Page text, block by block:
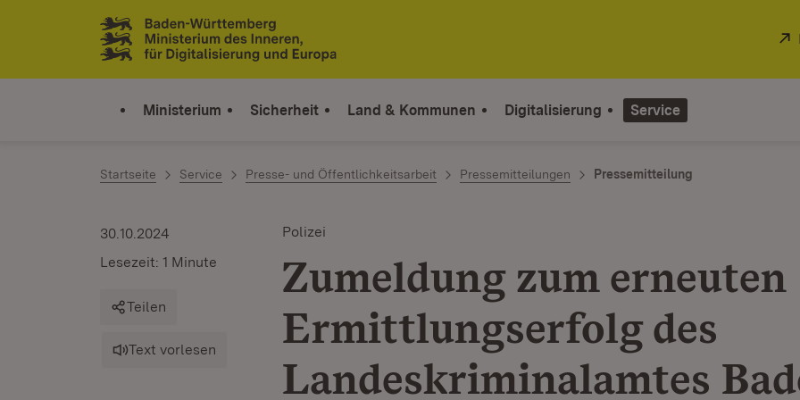
Zum Inhalt springen
Link zur Startseite
Ministerium Sicherheit Land & Kommunen Digitalisierung Service
Startseite Service Presse- und Öffentlichkeitsarbeit Pressemitteilungen Pressemitteilung
Polizei
Zumeldung zum erneuten
Ermittlungserfolg des
Landeskriminalamtes
30.10.2024
Lesezeit: 1 Minute
Teilen
Text vorlesen